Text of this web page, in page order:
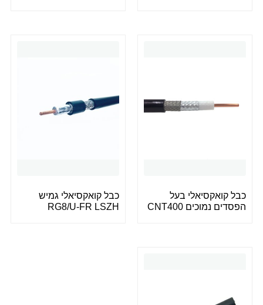
כבל קואקסיאלי בעל
הפסדים נמוכים CNT400
כבל קואקסיאלי גמיש
RG8/U-FR LSZH